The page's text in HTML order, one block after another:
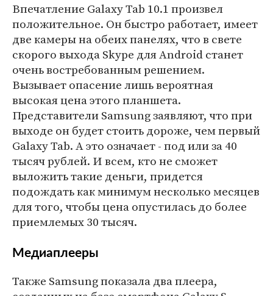
Впечатление Galaxy Tab 10.1 произвел
положительное. Он быстро работает, имеет
две камеры на обеих панелях, что в свете
скорого выхода Skype для Android станет
очень востребованным решением.
Вызывает опасение лишь вероятная
высокая цена этого планшета.
Представители Samsung заявляют, что при
выходе он будет стоить дороже, чем первый
Galaxy Tab. А это означает - под или за 40
тысяч рублей. И всем, кто не сможет
выложить такие деньги, придется
подождать как минимум несколько месяцев
для того, чтобы цена опустилась до более
приемлемых 30 тысяч.
Медиаплееры
Также Samsung показала два плеера,